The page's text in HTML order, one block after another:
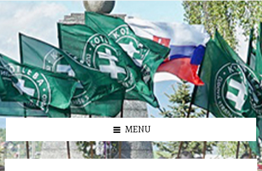
олимп казино
Preskočiť
Preskočiť
panel
Preskočiť
panel
Preskočiť
MENU